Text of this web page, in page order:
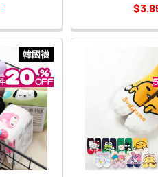
韓國襪